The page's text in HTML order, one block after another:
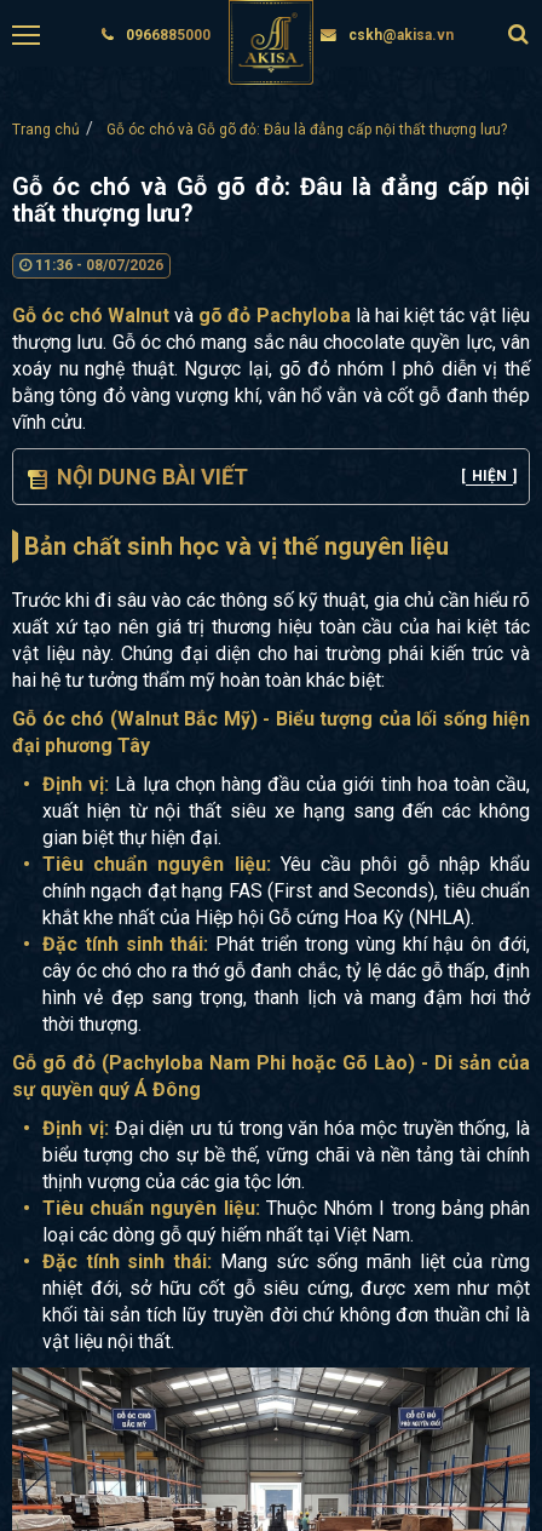
0966885000 cskh@akisa.vn
Trang chủ Gỗ óc chó và Gỗ gõ đỏ: Đâu là đẳng cấp nội thất thượng lưu?
Gỗ óc chó và Gỗ gõ đỏ: Đâu là đẳng cấp nội
thất thượng lưu?
11:36 - 08/07/2026
Gỗ óc chó Walnut và gõ đỏ Pachylobalà hai kiệt tác vật liệu
thượng lưu. Gỗ óc chó mang sắc nâu chocolate quyền lực, vân
xoáy nu nghệ thuật. Ngược lại, gõ đỏ nhóm I phô diễn vị thế
bằng tông đỏ vàng vượng khí, vân hổ vằn và cốt gỗ đanh thép
vĩnh cửu.
NỘI DUNG BÀI VIẾT [ HIỆN ]
Bản chất sinh học và vị thế nguyên liệu
Trước khi đi sâu vào các thông số kỹ thuật, gia chủ cần hiểu rõ
xuất xứ tạo nên giá trị thương hiệu toàn cầu của hai kiệt tác
vật liệu này. Chúng đại diện cho hai trường phái kiến trúc và
hai hệ tư tưởng thẩm mỹ hoàn toàn khác biệt:
Gỗ óc chó (Walnut Bắc Mỹ) - Biểu tượng của lối sống hiện
đại phương Tây
Định vị: Là lựa chọn hàng đầu của giới tinh hoa toàn cầu,
xuất hiện từ nội thất siêu xe hạng sang đến các không
gian biệt thự hiện đại.
Tiêu chuẩn nguyên liệu:Yêu cầu phôi gỗ nhập khẩu
chính ngạch đạt hạng FAS (First and Seconds), tiêu chuẩn
khắt khe nhất của Hiệp hội Gỗ cứng Hoa Kỳ (NHLA).
Đặc tính sinh thái: Phát triển trong vùng khí hậu ôn đới,
cây óc chó cho ra thớ gỗ đanh chắc, tỷ lệ dác gỗ thấp, định
hình vẻ đẹp sang trọng, thanh lịch và mang đậm hơi thở
thời thượng.
Gỗ gõ đỏ (Pachyloba Nam Phi hoặc Gõ Lào) - Di sản của
sự quyền quý Á Đông
Định vị:Đại diện ưu tú trong văn hóa mộc truyền thống, là
biểu tượng cho sự bề thế, vững chãi và nền tảng tài chính
thịnh vượng của các gia tộc lớn.
Tiêu chuẩn nguyên liệu:Thuộc Nhóm I trong bảng phân
loại các dòng gỗ quý hiếm nhất tại Việt Nam.
Đặc tính sinh thái: Mang sức sống mãnh liệt của rừng
nhiệt đới, sở hữu cốt gỗ siêu cứng, được xem như một
khối tài sản tích lũy truyền đời chứ không đơn thuần chỉ là
vật liệu nội thất.